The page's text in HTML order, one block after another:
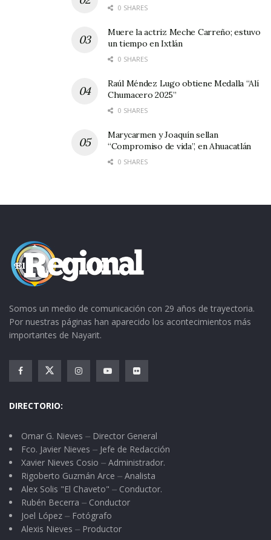
0 SHARES
Muere la actriz Meche Carreño; estuvo
un tiempo en Ixtlán
0 SHARES
Raúl Méndez Lugo obtiene Medalla “Alí
Chumacero 2025”
0 SHARES
Marycarmen y Joaquín sellan
“Compromiso de vida”, en Ahuacatlán
0 SHARES
Somos un medio de comunicación con 29 años de trayectoria.
Por nuestras páginas han aparecido los acontecimientos más
importantes de Nayarit.
DIRECTORIO:
Omar G. Nieves ⏤ Director General
Fco. Javier Nieves ⏤ Jefe de Redacción
Xavier Nieves Cosio ⏤ Administrador.
Rigoberto Guzmán Arce ⏤ Analista
Alex Solis "El Chaveto" ⏤ Conductor.
Rubén Becerra ⏤ Conductor
Joel López ⏤ Fotógrafo
Alexis Nieves ⏤ Productor